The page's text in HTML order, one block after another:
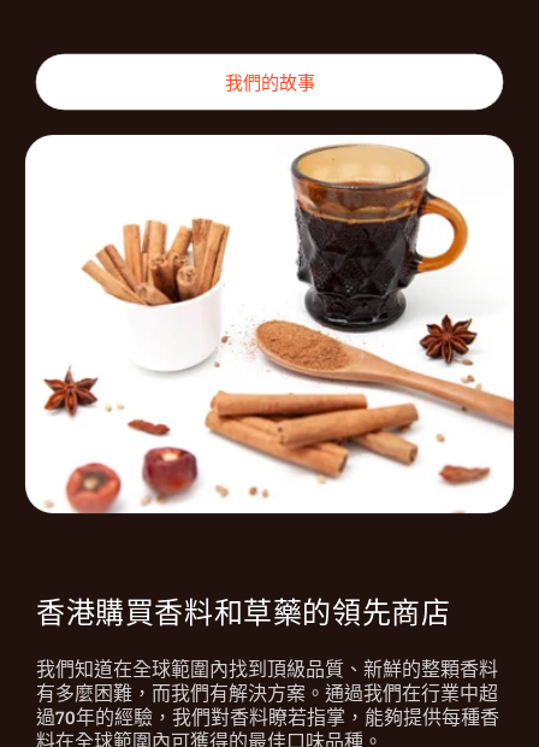
我們的故事
香港購買香料和草藥的領先商店
我們知道在全球範圍內找到頂級品質、新鮮的整顆香料
有多麼困難，而我們有解決方案。通過我們在行業中超
過70年的經驗，我們對香料瞭若指掌，能夠提供每種香
料在全球範圍內可獲得的最佳口味品種。